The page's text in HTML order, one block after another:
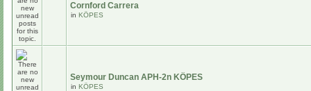
Cornford Carrera
in KÖPES
Seymour Duncan APH-2n KÖPES
in KÖPES